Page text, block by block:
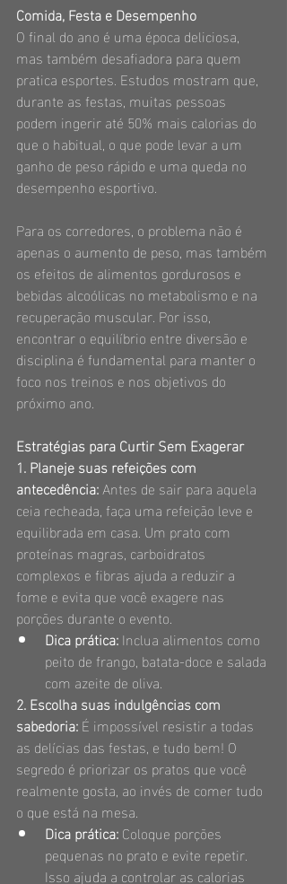
Comida, Festa e Desempenho
O final do ano é uma época deliciosa,
mas também desafiadora para quem
pratica esportes. Estudos mostram que,
durante as festas, muitas pessoas
podem ingerir até 50% mais calorias do
que o habitual, o que pode levar a um
ganho de peso rápido e uma queda no
desempenho esportivo.
Para os corredores, o problema não é
apenas o aumento de peso, mas também
os efeitos de alimentos gordurosos e
bebidas alcoólicas no metabolismo e na
recuperação muscular. Por isso,
encontrar o equilíbrio entre diversão e
disciplina é fundamental para manter o
foco nos treinos e nos objetivos do
próximo ano.
Estratégias para Curtir Sem Exagerar
1. Planeje suas refeições com
antecedência: Antes de sair para aquela
ceia recheada, faça uma refeição leve e
equilibrada em casa. Um prato com
proteínas magras, carboidratos
complexos e fibras ajuda a reduzir a
fome e evita que você exagere nas
porções durante o evento.
Dica prática: Inclua alimentos como
peito de frango, batata-doce e salada
com azeite de oliva.
2. Escolha suas indulgências com
sabedoria: É impossível resistir a todas
as delícias das festas, e tudo bem! O
segredo é priorizar os pratos que você
realmente gosta, ao invés de comer tudo
o que está na mesa.
Dica prática: Coloque porções
pequenas no prato e evite repetir.
Isso ajuda a controlar as calorias